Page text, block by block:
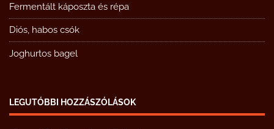
Fermentált káposzta és répa
Diós, habos csók
Joghurtos bagel
LEGUTÓBBI HOZZÁSZÓLÁSOK